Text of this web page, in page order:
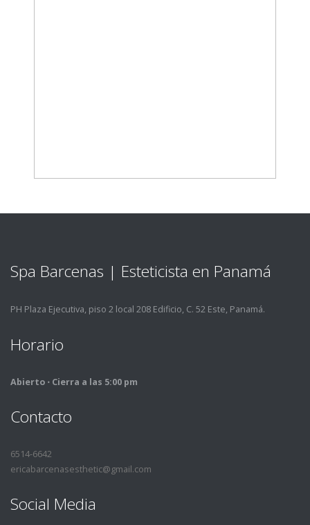
Spa Barcenas | Esteticista en Panamá
PH Plaza Ejecutiva, piso 2 local 208 Edificio, C. 52 Este, Panamá.
Horario
Abierto ⋅ Cierra a las 5:00 pm
Contacto
6514-6642
ericabarcenasesthetic@gmail.com
Social Media